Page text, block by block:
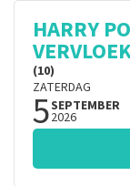
HARRY
(10)
ZATERDAG
5SEPTEMBER
2026